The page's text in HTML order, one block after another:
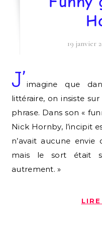
19 janvier
J’imagine que
littéraire, on insiste
phrase. Dans son «
Nick Hornby, l’incipit
n’avait aucune
mais le sort était
autrement. »